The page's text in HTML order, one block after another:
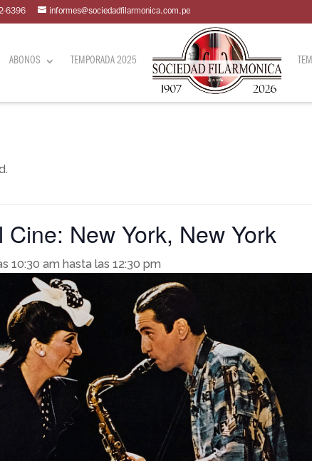
6396 informes@sociedadfilarmonica.com.pe
ABONOS TEMPORADA 2025
New York, New York
10:30 am hasta las 12:30 pm